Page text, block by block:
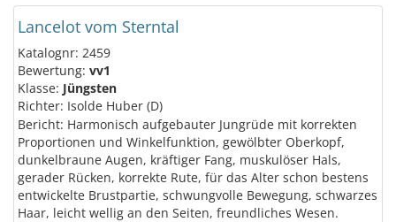
Lancelot vom Sterntal
Katalognr: 2459
Bewertung: vv1
Klasse: Jüngsten
Richter: Isolde Huber (D)
Bericht: Harmonisch aufgebauter Jungrüde mit korrekten
Proportionen und Winkelfunktion, gewölbter Oberkopf,
dunkelbraune Augen, kräftiger Fang, muskulöser Hals,
gerader Rücken, korrekte Rute, für das Alter schon bestens
entwickelte Brustpartie, schwungvolle Bewegung, schwarzes
Haar, leicht wellig an den Seiten, freundliches Wesen.